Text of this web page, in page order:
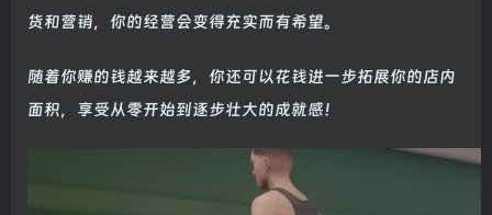
货和营销，你的经营会变得充实而有希望。
随着你赚的钱越来越多，你还可以花钱进一步拓展你的店内
面积，享受从零开始到逐步壮大的成就感！